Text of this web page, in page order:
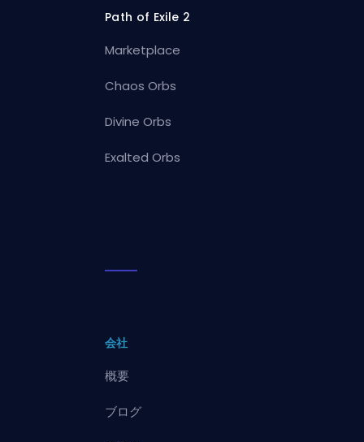
Path of Exile 2
Marketplace
Chaos Orbs
Divine Orbs
Exalted Orbs
会社
概要
ブログ